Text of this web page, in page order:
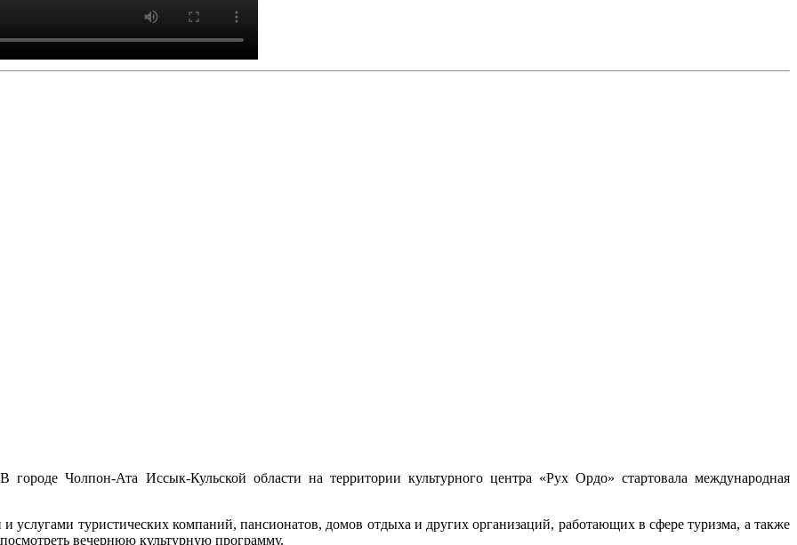
В городе Чолпон-Ата Иссык-Кульской области на территории культурного центра «Рух Ордо» стартовала международная
услугами туристических компаний, пансионатов, домов отдыха и других организаций, работающих в сфере туризма, а также
вечернюю культурную программу.